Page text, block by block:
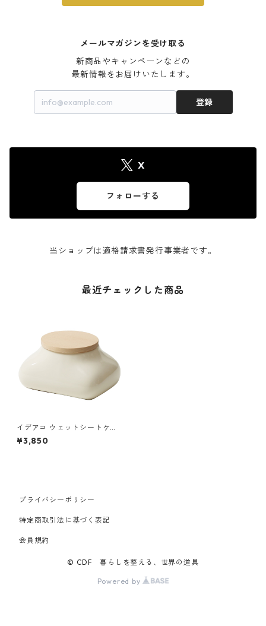
メールマガジンを受け取る
新商品やキャンペーンなどの
最新情報をお届けいたします。
登録
X
フォローする
当ショップは適格請求書発行事業者です。
最近チェックした商品
イデアコ ウェットシートケー
ス モチ ideaco Wet Sheet Ca
se Mochi サンドホワイト
¥3,850
プライバシーポリシー
特定商取引法に基づく表記
会員規約
© CDF 暮らしを整える、世界の道具
Powered by